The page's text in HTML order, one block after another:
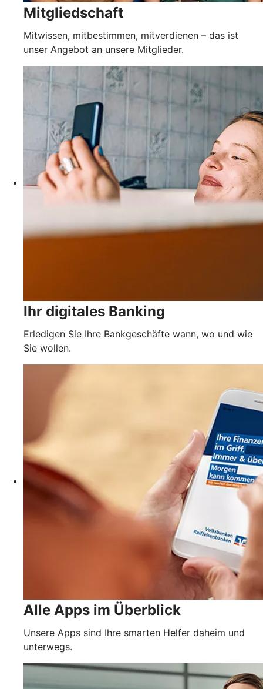
Mitgliedschaft
Mitwissen, mitbestimmen, mitverdienen – das ist
unser Angebot an unsere Mitglieder.
Ihr digitales Banking
Erledigen Sie Ihre Bankgeschäfte wann, wo und wie
Sie wollen.
Alle Apps im Überblick
Unsere Apps sind Ihre smarten Helfer daheim und
unterwegs.